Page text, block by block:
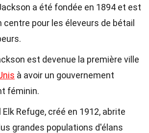
a été fondée en 1894 et est
centre pour les éleveurs de bétail
est devenue la première ville
à avoir un gouvernement
féminin.
Refuge, créé en 1912, abrite
grandes populations d'élans